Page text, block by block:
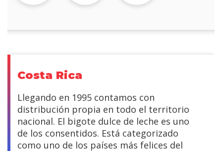
Costa Rica
Llegando en 1995 contamos con
distribución propia en todo el territorio
nacional. El bigote dulce de leche es uno
de los consentidos. Está categorizado
como uno de los países más felices del